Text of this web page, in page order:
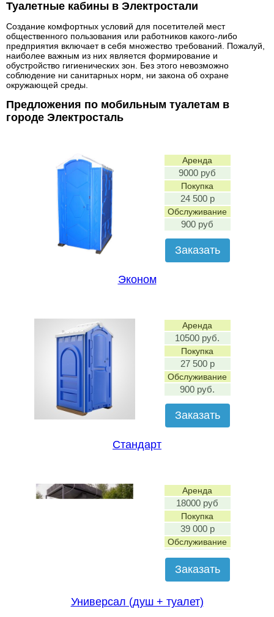
Туалетные кабины в Электростали
Создание комфортных условий для посетителей мест
общественного пользования или работников какого-либо
предприятия включает в себя множество требований. Пожалуй,
наиболее важным из них является формирование и
обустройство гигиенических зон. Без этого невозможно
соблюдение ни санитарных норм, ни закона об охране
окружающей среды.
Предложения по мобильным туалетам в
городе Электросталь
Аренда
9000 руб
Покупка
24 500 р
Обслуживание
900 руб
Заказать
Эконом
Аренда
10500 руб.
Покупка
27 500 р
Обслуживание
900 руб.
Заказать
Стандарт
Аренда
18000 руб
Покупка
39 000 р
Обслуживание
Заказать
Универсал (душ + туалет)